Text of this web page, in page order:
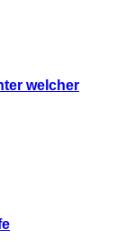
welcher